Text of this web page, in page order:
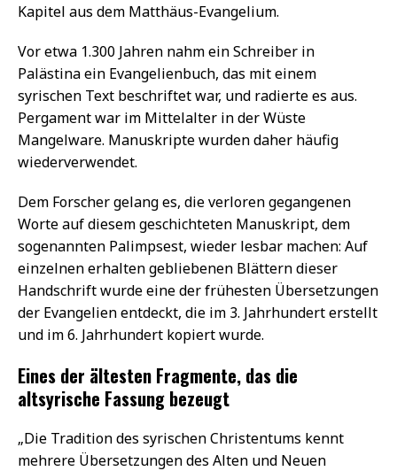
Kapitel aus dem Matthäus-Evangelium.
Vor etwa 1.300 Jahren nahm ein Schreiber in
Palästina ein Evangelienbuch, das mit einem
syrischen Text beschriftet war, und radierte es aus.
Pergament war im Mittelalter in der Wüste
Mangelware. Manuskripte wurden daher häufig
wiederverwendet.
Dem Forscher gelang es, die verloren gegangenen
Worte auf diesem geschichteten Manuskript, dem
sogenannten Palimpsest, wieder lesbar machen: Auf
einzelnen erhalten gebliebenen Blättern dieser
Handschrift wurde eine der frühesten Übersetzungen
der Evangelien entdeckt, die im 3. Jahrhundert erstellt
und im 6. Jahrhundert kopiert wurde.
Eines der ältesten Fragmente, das die
altsyrische Fassung bezeugt
„Die Tradition des syrischen Christentums kennt
mehrere Übersetzungen des Alten und Neuen